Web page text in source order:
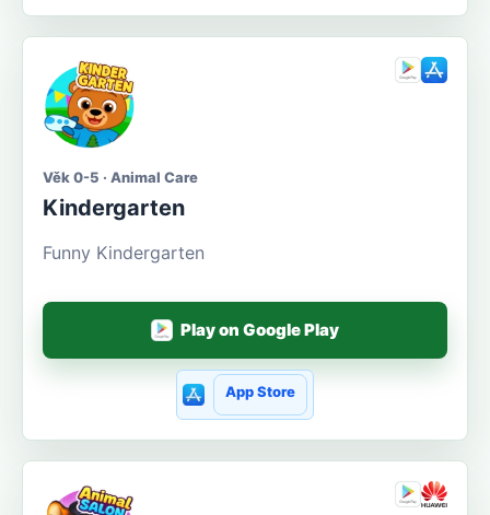
Věk 0-5 · Animal Care
Kindergarten
Funny Kindergarten
Play on Google Play
App Store